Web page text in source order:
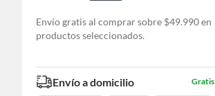
Envío gratis al comprar sobre $49.990 en
productos seleccionados.
Envío a domicilio Gratis